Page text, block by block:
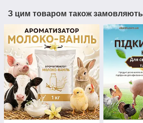
З цим товаром також замовляють